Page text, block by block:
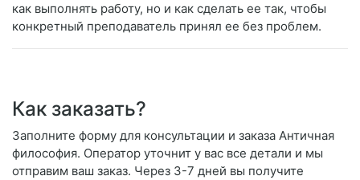
как выполнять работу, но и как сделать ее так, чтобы
конкретный преподаватель принял ее без проблем.
Как заказать?
Заполните форму для консультации и заказа Античная
философия. Оператор уточнит у вас все детали и мы
отправим ваш заказ. Через 3-7 дней вы получите